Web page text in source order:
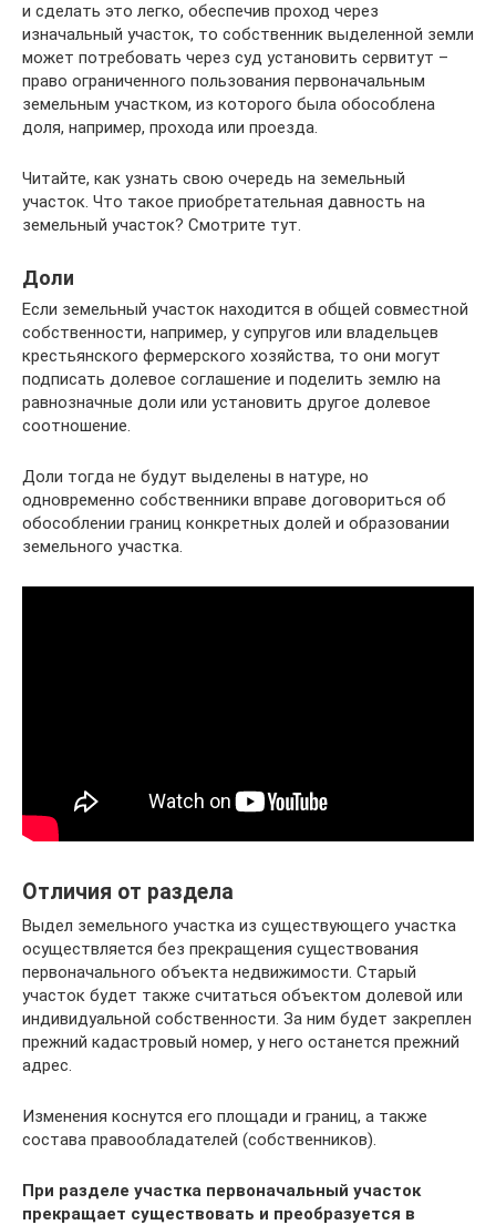
и сделать это легко, обеспечив проход через
изначальный участок, то собственник выделенной земли
может потребовать через суд установить сервитут –
право ограниченного пользования первоначальным
земельным участком, из которого была обособлена
доля, например, прохода или проезда.
Читайте, как узнать свою очередь на земельный
участок. Что такое приобретательная давность на
земельный участок? Смотрите тут.
Доли
Если земельный участок находится в общей совместной
собственности, например, у супругов или владельцев
крестьянского фермерского хозяйства, то они могут
подписать долевое соглашение и поделить землю на
равнозначные доли или установить другое долевое
соотношение.
Доли тогда не будут выделены в натуре, но
одновременно собственники вправе договориться об
обособлении границ конкретных долей и образовании
земельного участка.
Отличия от раздела
Выдел земельного участка из существующего участка
осуществляется без прекращения существования
первоначального объекта недвижимости. Старый
участок будет также считаться объектом долевой или
индивидуальной собственности. За ним будет закреплен
прежний кадастровый номер, у него останется прежний
адрес.
Изменения коснутся его площади и границ, а также
состава правообладателей (собственников).
При разделе участка первоначальный участок
прекращает существовать и преобразуется в